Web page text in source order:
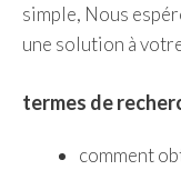
simple, Nous
une solution à
termes de
comment